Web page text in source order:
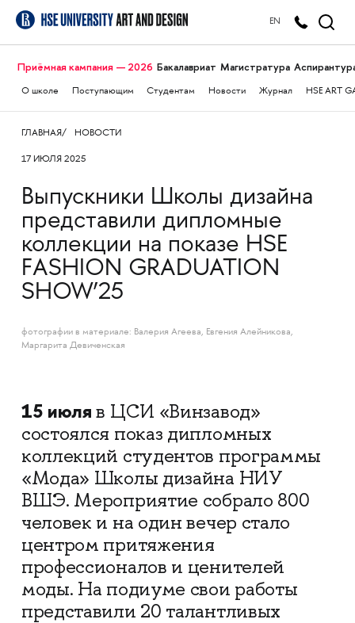
EN
Приёмная кампания — 2026 Бакалавриат Магистратура
О школе Поступающим Студентам Новости Журнал HSE ART
ГЛАВНАЯ НОВОСТИ
17 ИЮЛЯ 2025
Выпускники Школы дизайна
представили дипломные
коллекции на показе HSE
FASHION GRADUATION
SHOW’25
фотографии в материале: Валерия Агеева, Евгения Алейникова,
Маргарита Девиченская
15 июля в ЦСИ «Винзавод»
состоялся показ дипломных
коллекций студентов программы
«Мода» Школы дизайна НИУ
ВШЭ. Мероприятие собрало 800
человек и на один вечер стало
центром притяжения
профессионалов и ценителей
моды. На подиуме свои работы
представили 20 талантливых